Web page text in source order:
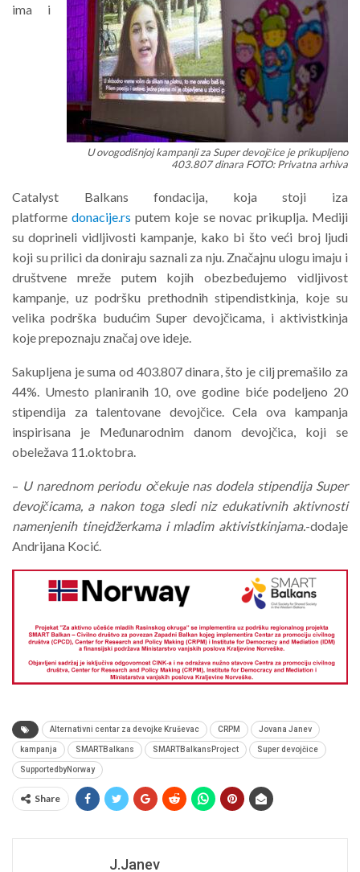
U ovogodišnjoj kampanji za Super devojčice je prikupljeno
403.807 dinara FOTO: Privatna arhiva
ima i
Catalyst Balkans fondacija, koja stoji iza
platformedonacije.rs putem koje se novac prikuplja. Mediji
su doprineli vidljivosti kampanje, kako bi što veći broj ljudi
koji su prilici da doniraju saznali za nju. Značajnu ulogu imaju i
društvene mreže putem kojih obezbeđujemo vidljivost
kampanje, uz podršku prethodnih stipendistkinja, koje su
velika podrška budućim Super devojčicama, i aktivistkinja
koje prepoznaju značaj ove ideje.
Sakupljena je suma od 403.807 dinara, što je cilj premašilo za
44%. Umesto planiranih 10, ove godine biće podeljeno 20
stipendija za talentovane devojčice. Cela ova kampanja
inspirisana je Međunarodnim danom devojčica, koji se
obeležava 11.oktobra.
– U narednom periodu očekuje nas dodela stipendija Super
devojčicama, a nakon toga sledi niz edukativnih aktivnosti
namenjenih tinejdžerkama i mladim aktivistkinjama.-dodaje
Andrijana Kocić.
Alternativni centar za devojke Kruševac CRPM Jovana Janev
kampanja SMARTBalkans SMARTBalkansProject Super devojčice
SupportedbyNorway
Share
J.Janev